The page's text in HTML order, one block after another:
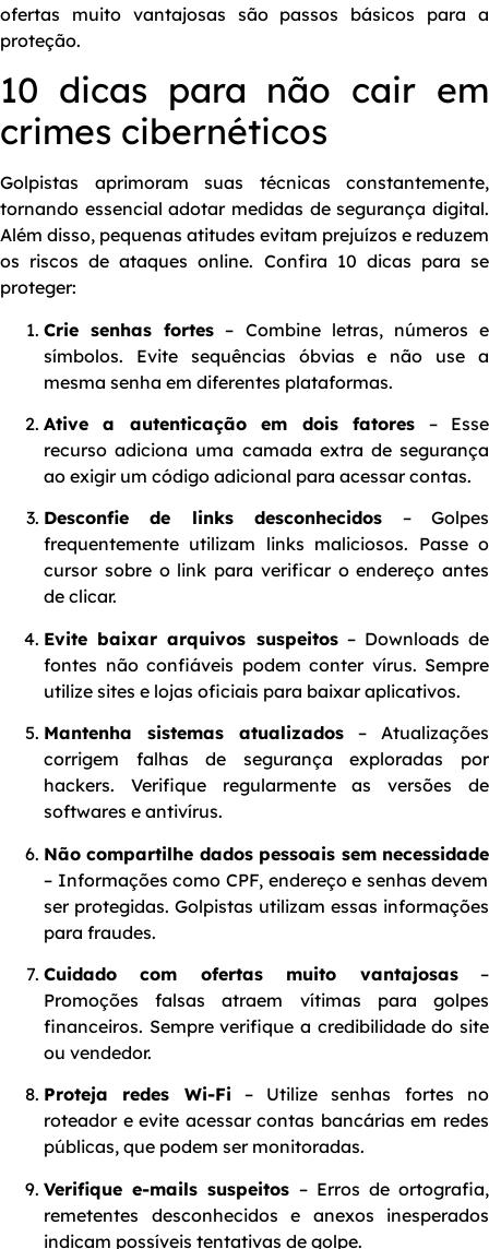
ofertas muito vantajosas são passos básicos para a
proteção.
10 dicas para não cair em
crimes cibernéticos
Golpistas aprimoram suas técnicas constantemente,
tornando essencial adotar medidas de segurança digital.
Além disso, pequenas atitudes evitam prejuízos e reduzem
os riscos de ataques online. Confira 10 dicas para se
proteger:
Crie senhas fortes – Combine letras, números e
símbolos. Evite sequências óbvias e não use a
mesma senha em diferentes plataformas.
Ative a autenticação em dois fatores – Esse
recurso adiciona uma camada extra de segurança
ao exigir um código adicional para acessar contas.
Desconfie de links desconhecidos – Golpes
frequentemente utilizam links maliciosos. Passe o
cursor sobre o link para verificar o endereço antes
de clicar.
Evite baixar arquivos suspeitos– Downloads de
fontes não confiáveis podem conter vírus. Sempre
utilize sites e lojas oficiais para baixar aplicativos.
Mantenha sistemas atualizados – Atualizações
corrigem falhas de segurança exploradas por
hackers. Verifique regularmente as versões de
softwares e antivírus.
Não compartilhe dados pessoais sem necessidade
– Informações como CPF, endereço e senhas devem
ser protegidas. Golpistas utilizam essas informações
para fraudes.
Cuidado com ofertas muito vantajosas–
Promoções falsas atraem vítimas para golpes
financeiros. Sempre verifique a credibilidade do site
ou vendedor.
Proteja redes Wi-Fi – Utilize senhas fortes no
roteador e evite acessar contas bancárias em redes
públicas, que podem ser monitoradas.
Verifique e-mails suspeitos – Erros de ortografia,
remetentes desconhecidos e anexos inesperados
indicam possíveis tentativas de golpe.